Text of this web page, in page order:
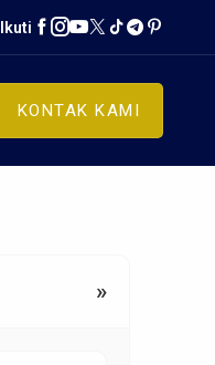
Ikuti
KONTAK KAMI
»